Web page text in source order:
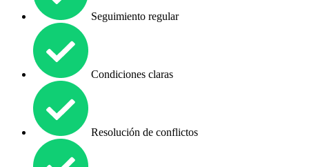
Seguimiento regular
Condiciones claras
Resolución de conflictos